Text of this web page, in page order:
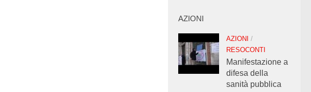
AZIONI
AZIONI /
RESOCONTI
Manifestazione a
difesa della
sanità pubblica